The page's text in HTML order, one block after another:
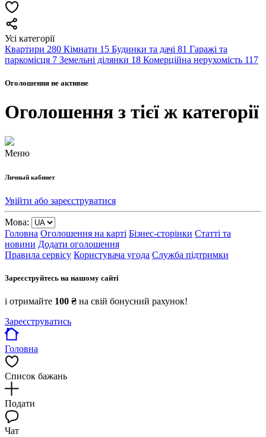
Усі категорії
Квартири 280 Кімнати 15 Будинки та дачі 81 Гаражі та
паркомісця 7 Земельні ділянки 18 Комерційна нерухомість 117
Оголошення не активне
Оголошення з тієї ж категорії
Меню
Личный кабинет
Увійти або зареєструватися
Мова:
Головна Оголошення на карті Бізнес-сторінки Статті та
новини Додати оголошення
Правила сервісу Користувача угода Служба підтримки
Зареєструйтесь на нашому сайті
і отримайте 100 ₴ на свій бонусний рахунок!
Зареєструватись
Головна
Список бажань
Подати
Чат